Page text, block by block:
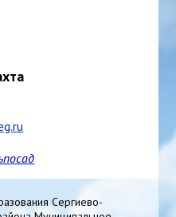
Сергиево-